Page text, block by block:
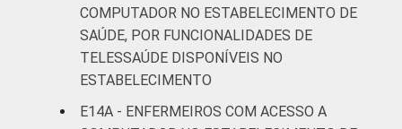
COMPUTADOR NO ESTABELECIMENTO DE
SAÚDE, POR FUNCIONALIDADES DE
TELESSAÚDE DISPONÍVEIS NO
ESTABELECIMENTO
E14A - ENFERMEIROS COM ACESSO A